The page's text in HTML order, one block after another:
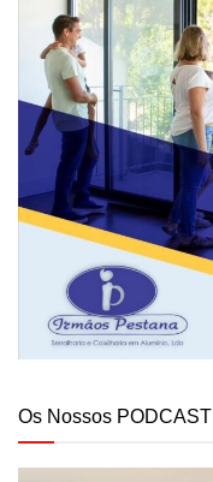
Os Nossos PODCAST